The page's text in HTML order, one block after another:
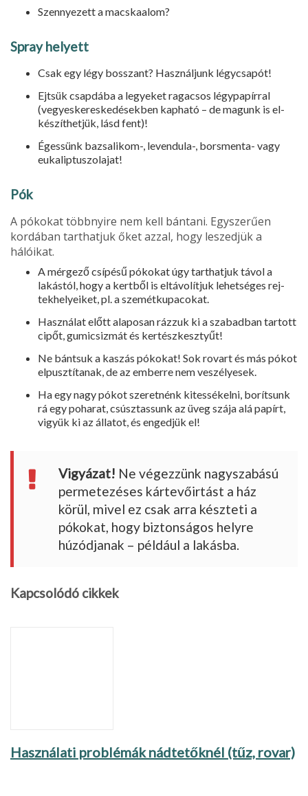
Szennyezett a macskaalom?
Spray helyett
Csak egy légy bosszant? Használ­junk légycsapót!
Ejtsük csapdába a legyeket raga­csos légypapírral
(vegyeskereskedé­sekben kapható – de magunk is el­
készíthetjük, lásd fent)!
Égessünk bazsalikom-, levendula-, borsmenta- vagy
eukaliptuszolajat!
Pók
A pókokat többnyire nem kell bántani. Egyszerűen
kordában tarthatjuk őket azzal, hogy le­szedjük a
hálóikat.
A mérgező csípésű pókokat úgy tarthatjuk távol a
lakástól, hogy a kertből is eltávolítjuk lehetséges rej­
tekhelyeiket, pl. a szemétkupacokat.
Használat előtt alaposan rázzuk ki a szabadban tartott
cipőt, gumicsiz­mát és kertészkesztyűt!
Ne bántsuk a kaszás pókokat! Sok rovart és más pókot
elpusztítanak, de az emberre nem veszélyesek.
Ha egy nagy pókot szeretnénk ki­tessékelni, borítsunk
rá egy poharat, csúsztassunk az üveg szája alá papírt,
vigyük ki az állatot, és engedjük el!
Vigyázat! Ne végezzünk nagyszabású
permetezéses kártevőirtást a ház
körül, mivel ez csak arra készteti a
pókokat, hogy biztonságos helyre
húzódjanak – például a lakásba.
Kapcsolódó cikkek
Használati problémák nádtetőknél (tűz, rovar)